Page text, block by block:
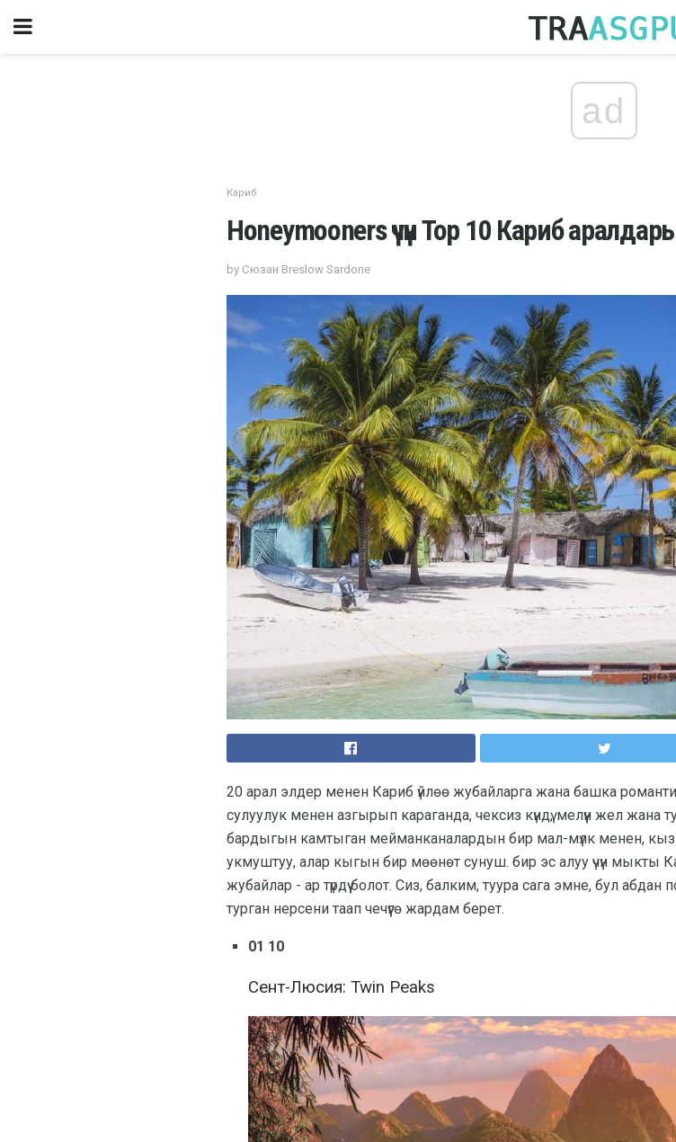
ad
Кариб
Honeymooners үчүн Top 10 Кариб
by Сюзан Breslow Sardone
20 арал элдер менен Кариб үйлөө жубайларга жана башка
сулуулук менен азгырып караганда, чексиз күндү, мелүүн жел
бардыгын камтыган мейманканалардын бир мал-мүлк менен,
укмуштуу, алар кыгын бир мөөнөт сунуш. бир эс алуу үчүн мыкты
жубайлар - ар түрдүү болот. Сиз, балким, туура сага эмне, бул
турган нерсени таап чечүүгө жардам берет.
01 10
Сент-Люсия: Twin Peaks